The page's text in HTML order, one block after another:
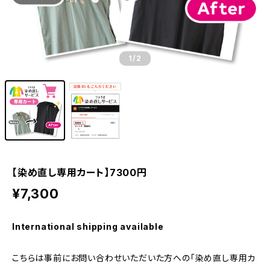
1 /2
【染め直し専用カート】7300円
¥7,300
International shipping available
こちらは事前にお問い合わせいただいた方への「染め直し専用カ